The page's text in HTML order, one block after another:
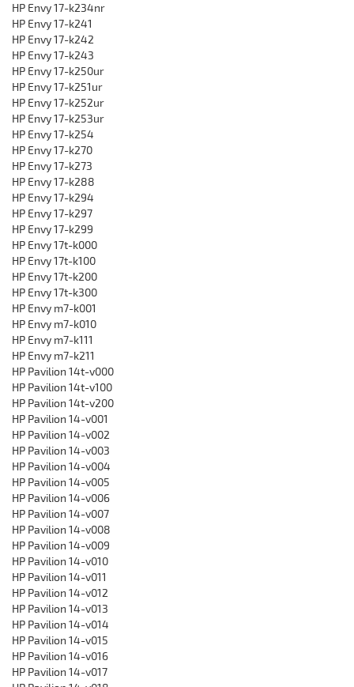
HP Envy 17-k234nr
HP Envy 17-k241
HP Envy 17-k242
HP Envy 17-k243
HP Envy 17-k250ur
HP Envy 17-k251ur
HP Envy 17-k252ur
HP Envy 17-k253ur
HP Envy 17-k254
HP Envy 17-k270
HP Envy 17-k273
HP Envy 17-k288
HP Envy 17-k294
HP Envy 17-k297
HP Envy 17-k299
HP Envy 17t-k000
HP Envy 17t-k100
HP Envy 17t-k200
HP Envy 17t-k300
HP Envy m7-k001
HP Envy m7-k010
HP Envy m7-k111
HP Envy m7-k211
HP Pavilion 14t-v000
HP Pavilion 14t-v100
HP Pavilion 14t-v200
HP Pavilion 14-v001
HP Pavilion 14-v002
HP Pavilion 14-v003
HP Pavilion 14-v004
HP Pavilion 14-v005
HP Pavilion 14-v006
HP Pavilion 14-v007
HP Pavilion 14-v008
HP Pavilion 14-v009
HP Pavilion 14-v010
HP Pavilion 14-v011
HP Pavilion 14-v012
HP Pavilion 14-v013
HP Pavilion 14-v014
HP Pavilion 14-v015
HP Pavilion 14-v016
HP Pavilion 14-v017